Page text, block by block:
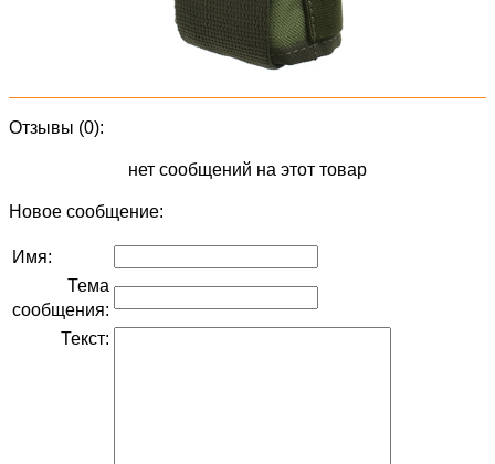
Отзывы (0):
нет сообщений на этот товар
Новое сообщение:
Имя:
Тема
сообщения:
Текст: